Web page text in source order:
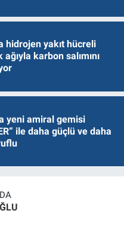
hidrojen yakıt hücreli
ağıyla karbon salımını
yeni amiral gemisi
ile daha güçlü ve daha